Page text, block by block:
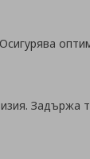
Задържа